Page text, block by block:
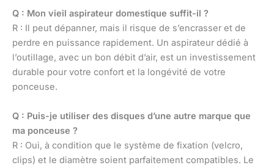
Q : Mon vieil aspirateur domestique suffit-il ?
R : Il peut dépanner, mais il risque de s’encrasser et de
perdre en puissance rapidement. Un aspirateur dédié à
l’outillage, avec un bon débit d’air, est un investissement
durable pour votre confort et la longévité de votre
ponceuse.
Q : Puis-je utiliser des disques d’une autre marque que
ma ponceuse ?
R : Oui, à condition que le système de fixation (velcro,
clips) et le diamètre soient parfaitement compatibles. Le